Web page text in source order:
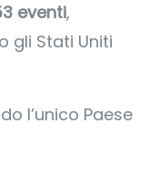
eventi,
gli Stati Uniti
l’unico Paese